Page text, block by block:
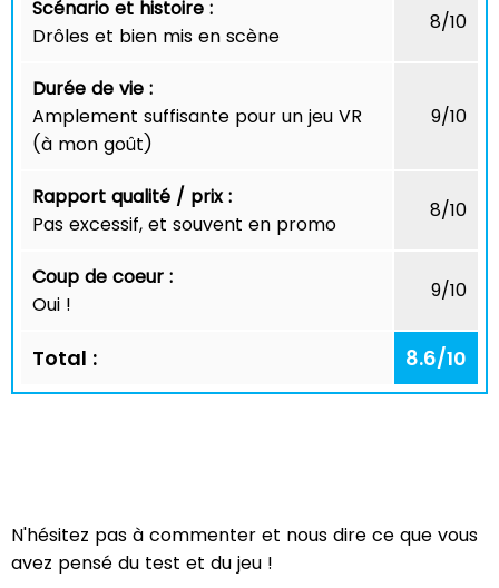
Scénario et histoire :
Drôles et bien mis en scène
8/10
Durée de vie :
Amplement suffisante pour un jeu VR
(à mon goût)
9/10
Rapport qualité / prix :
Pas excessif, et souvent en promo
8/10
Coup de coeur :
Oui !
9/10
Total : 8.6/10
N'hésitez pas à commenter et nous dire ce que vous
avez pensé du test et du jeu !